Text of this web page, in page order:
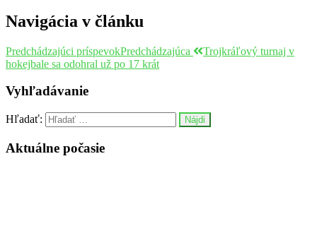
Navigácia v článku
Predchádzajúci príspevokPredchádzajúca
Trojkráľový turnaj v
hokejbale sa odohral už po 17 krát
Vyhľadávanie
Hľadať:
Aktuálne počasie